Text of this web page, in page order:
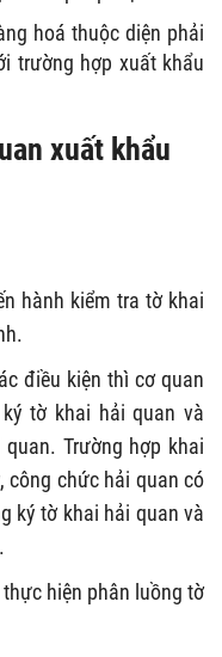
hoá thuộc diện phải
trường hợp xuất khẩu
xuất khẩu
hành kiểm tra tờ khai
điều kiện thì cơ quan
tờ khai hải quan và
Trường hợp khai
công chức hải quan có
ký tờ khai hải quan và
hiện phân luồng tờ